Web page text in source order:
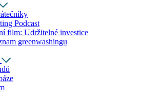
Podcast
film: Udržitelné investice
greenwashingu